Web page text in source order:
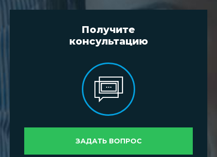
Получите
консультацию
ЗАДАТЬ ВОПРОС